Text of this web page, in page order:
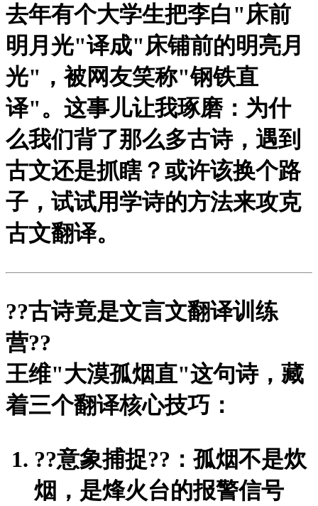
去年有个大学生把李白"床前
明月光"译成"床铺前的明亮月
光"，被网友笑称"钢铁直
译"。这事儿让我琢磨：为什
么我们背了那么多古诗，遇到
古文还是抓瞎？或许该换个路
子，试试用学诗的方法来攻克
古文翻译。
??古诗竟是文言文翻译训练
营??
王维"大漠孤烟直"这句诗，藏
着三个翻译核心技巧：
??意象捕捉??：孤烟不是炊
烟，是烽火台的报警信号